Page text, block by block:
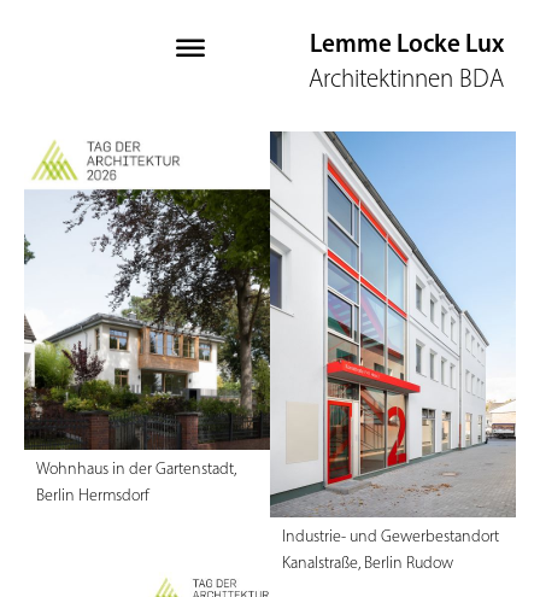
Lemme Locke Lux
Architektinnen BDA
Wohnhaus in der Gartenstadt,
Berlin Hermsdorf
Industrie- und Gewerbestandort
Kanalstraße, Berlin Rudow